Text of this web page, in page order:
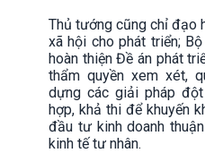
Thủ tướng cũng chỉ đạo
xã hội cho phát triển;
hoàn thiện Đề án phát
thẩm quyền xem xét,
dựng các giải pháp
hợp, khả thi để khuyến
đầu tư kinh doanh
kinh tế tư nhân.